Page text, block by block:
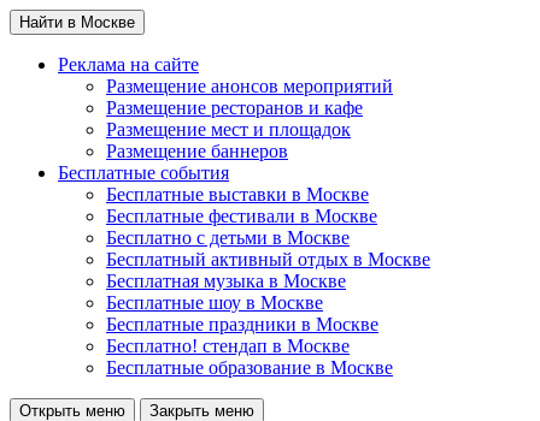
Найти в Москве
Реклама на сайте
Размещение анонсов мероприятий
Размещение ресторанов и кафе
Размещение мест и площадок
Размещение баннеров
Бесплатные события
Бесплатные выставки в Москве
Бесплатные фестивали в Москве
Бесплатно с детьми в Москве
Бесплатный активный отдых в Москве
Бесплатная музыка в Москве
Бесплатные шоу в Москве
Бесплатные праздники в Москве
Бесплатно! стендап в Москве
Бесплатные образование в Москве
Открыть меню Закрыть меню